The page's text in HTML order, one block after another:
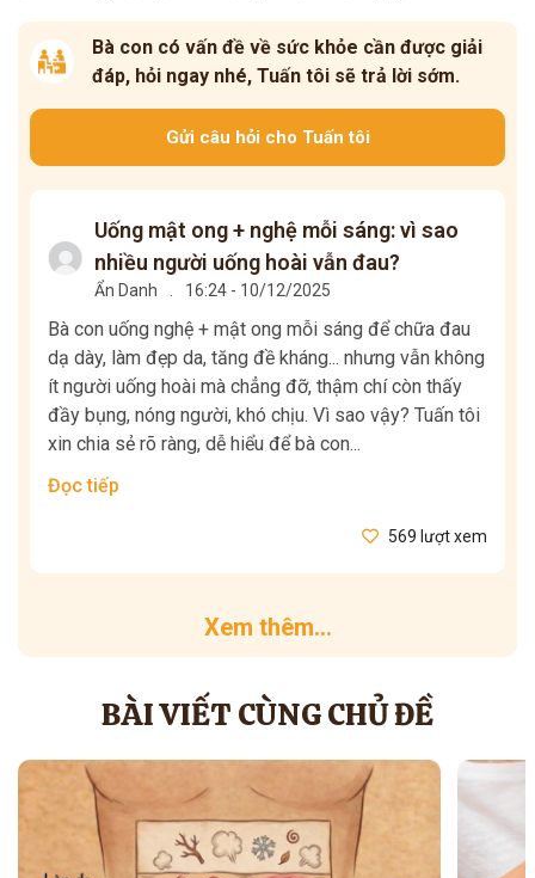
Bà con có vấn đề về sức khỏe cần được giải
đáp, hỏi ngay nhé, Tuấn tôi sẽ trả lời sớm.
Gửi câu hỏi cho Tuấn tôi
Uống mật ong + nghệ mỗi sáng: vì sao
nhiều người uống hoài vẫn đau?
Ẩn Danh 16:24 - 10/12/2025
Bà con uống nghệ + mật ong mỗi sáng để chữa đau
dạ dày, làm đẹp da, tăng đề kháng... nhưng vẫn không
ít người uống hoài mà chẳng đỡ, thậm chí còn thấy
đầy bụng, nóng người, khó chịu. Vì sao vậy? Tuấn tôi
xin chia sẻ rõ ràng, dễ hiểu để bà con...
Đọc tiếp
569 lượt xem
Xem thêm...
BÀI VIẾT CÙNG CHỦ ĐỀ